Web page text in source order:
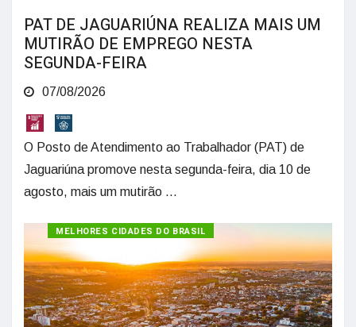
PAT DE JAGUARIÚNA REALIZA MAIS UM
MUTIRÃO DE EMPREGO NESTA
SEGUNDA-FEIRA
07/08/2026
O Posto de Atendimento ao Trabalhador (PAT) de
Jaguariúna promove nesta segunda-feira, dia 10 de
agosto, mais um mutirão ...
MELHORES CIDADES DO BRASIL